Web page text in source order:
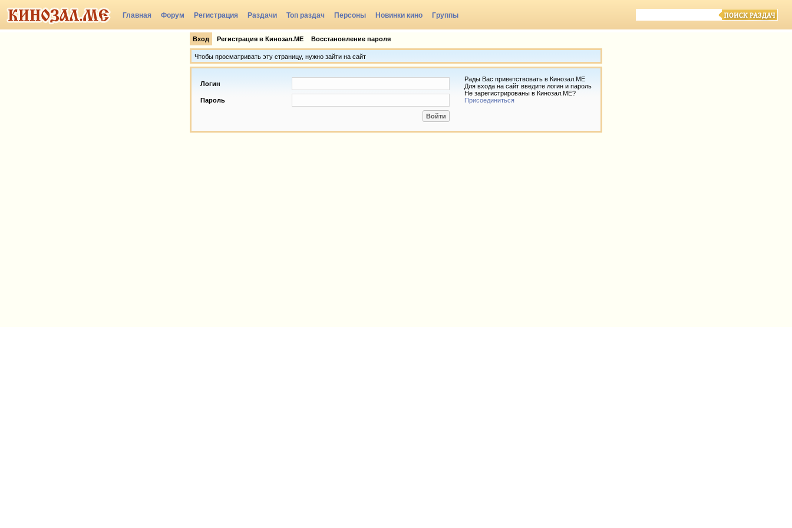
Главная Форум Регистрация Раздачи Топ раздач Персоны Новинки кино Группы
Вход Регистрация в Кинозал.МЕ Восстановление пароля
Чтобы просматривать эту страницу, нужно зайти на сайт
Логин
Пароль
Рады Вас приветствовать в Кинозал.МЕ
Для входа на сайт введите логин и пароль
Не зарегистрированы в Кинозал.МЕ?
Присоединиться